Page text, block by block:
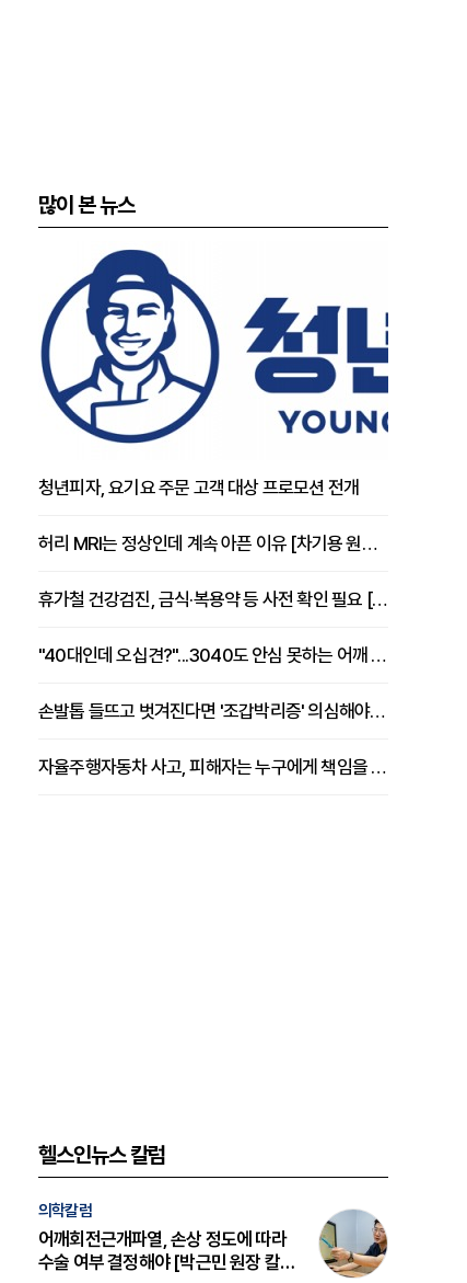
많이 본 뉴스
청년피자, 요기요 주문 고객 대상 프로모션 전개
허리 MRI는 정상인데 계속 아픈 이유 [차기용 원장 칼럼]
휴가철 건강검진, 금식·복용약 등 사전 확인 필요 [정도감 원장 칼럼]
"40대인데 오십견?"...3040도 안심 못하는 어깨 유착성 관절낭염
손발톱 들뜨고 벗겨진다면 '조갑박리증' 의심해야 [김철윤 원장 칼럼]
자율주행자동차 사고, 피해자는 누구에게 책임을 물을 수 있을까
헬스인뉴스 칼럼
의학칼럼
어깨회전근개파열, 손상 정도에 따라
수술 여부 결정해야 [박근민 원장 칼